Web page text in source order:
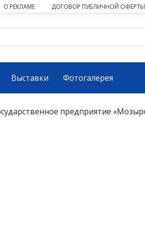
О РЕКЛАМЕ ДОГОВОР ПУБЛИЧНОЙ ОФЕРТЫ
Выставки Фотогалерея